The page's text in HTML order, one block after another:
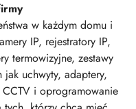
w każdym domu i
IP, rejestratory IP,
termowizyjne, zestawy
uchwyty, adaptery,
i oprogramowanie